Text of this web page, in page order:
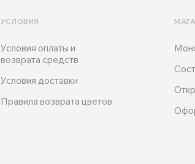
УСЛОВИЯ
Условия оплаты и
возврата средств
Условия доставки
Правила возврата цветов